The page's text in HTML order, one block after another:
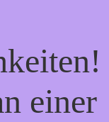
einer